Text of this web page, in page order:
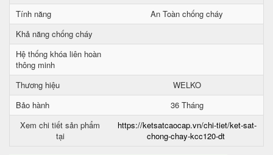
Tính năng
An Toàn chống cháy
Khả năng chống cháy
Hệ thống khóa liên hoàn
thông minh
Thương hiệu
WELKO
Bảo hành
36 Tháng
Xem chi tiết sản phẩm
tại
https://ketsatcaocap.vn/chi-tiet/ket-sat-
chong-chay-kcc120-dt